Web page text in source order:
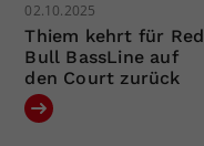
02.10.2025
Thiem kehrt für Red
Bull BassLine auf
den Court zurück